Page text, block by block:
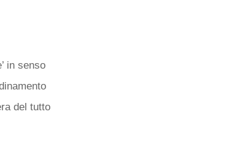
in senso
del tutto